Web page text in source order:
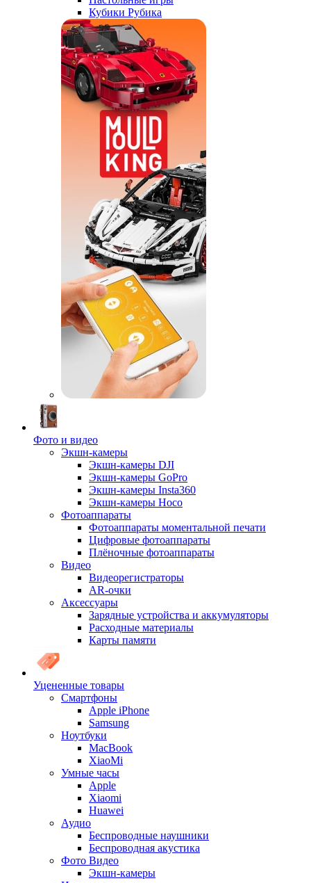
Кубики Рубика
Фото и видео
Экшн-камеры
Экшн-камеры DJI
Экшн-камеры GoPro
Экшн-камеры Insta360
Экшн-камеры Hoco
Фотоаппараты
Фотоаппараты моментальной печати
Цифровые фотоаппараты
Плёночные фотоаппараты
Видео
Видеорегистраторы
AR-очки
Аксессуары
Зарядные устройства и аккумуляторы
Расходные материалы
Карты памяти
Уцененные товары
Cмартфоны
Apple iPhone
Samsung
Ноутбуки
MacBook
XiaoMi
Умные часы
Apple
Xiaomi
Huawei
Аудио
Беспроводные наушники
Беспроводная акустика
Фото Видео
Экшн-камеры